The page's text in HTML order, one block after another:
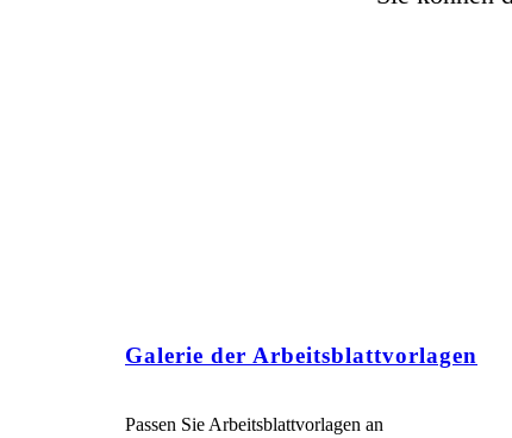
Galerie der Arbeitsblattvorlagen
Passen Sie Arbeitsblattvorlagen an